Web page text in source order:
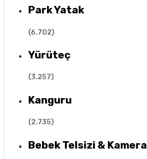
Park Yatak
(6.702)
Yürüteç
(3.257)
Kanguru
(2.735)
Bebek Telsizi & Kamera